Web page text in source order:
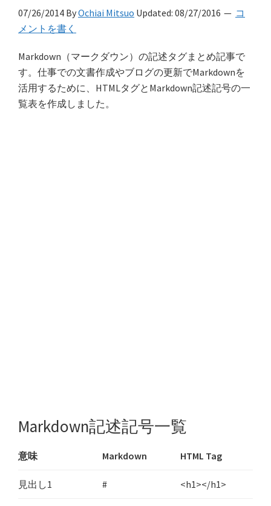
07/26/2014 ByOchiai Mitsuo Updated: 08/27/2016
コ
メントを書く
Markdown（マークダウン）の記述タグまとめ記事で
す。仕事での文書作成やブログの更新でMarkdownを
活用するために、HTMLタグとMarkdown記述記号の一
覧表を作成しました。
Markdown記述記号一覧
意味 Markdown HTML Tag
見出し1 # <h1></h1>